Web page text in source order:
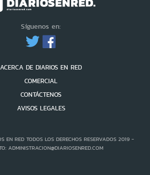
Síguenos en:
ACERCA DE DIARIOS EN RED
COMERCIAL
CONTÁCTENOS
AVISOS LEGALES
EN RED TODOS LOS DERECHOS RESERVADOS 2019 -
ADMINISTRACION@DIARIOSENRED.COM